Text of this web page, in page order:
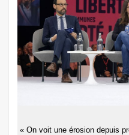
« On voit une érosion depuis